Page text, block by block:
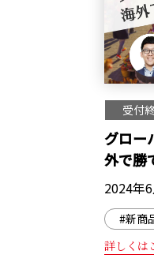
受付
グロー
外で勝
2024年
#新商
詳しくは